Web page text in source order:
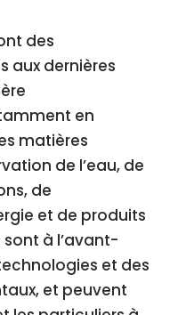
des
aux dernières
en
matières
de l’eau, de
de
et de produits
à l’avant-
et des
et peuvent